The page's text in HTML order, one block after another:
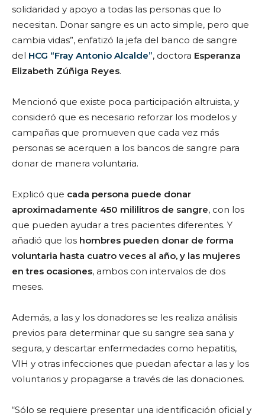
solidaridad y apoyo a todas las personas que lo
necesitan. Donar sangre es un acto simple, pero que
cambia vidas”, enfatizó la jefa del banco de sangre
del HCG “Fray Antonio Alcalde”, doctora Esperanza
Elizabeth Zúñiga Reyes.
Mencionó que existe poca participación altruista, y
consideró que es necesario reforzar los modelos y
campañas que promueven que cada vez más
personas se acerquen a los bancos de sangre para
donar de manera voluntaria.
Explicó que cada persona puede donar
aproximadamente 450 mililitros de sangre, con los
que pueden ayudar a tres pacientes diferentes. Y
añadió que los hombres pueden donar de forma
voluntaria hasta cuatro veces al año, y las mujeres
en tres ocasiones, ambos con intervalos de dos
meses.
Además, a las y los donadores se les realiza análisis
previos para determinar que su sangre sea sana y
segura, y descartar enfermedades como hepatitis,
VIH y otras infecciones que puedan afectar a las y los
voluntarios y propagarse a través de las donaciones.
“Sólo se requiere presentar una identificación oficial y